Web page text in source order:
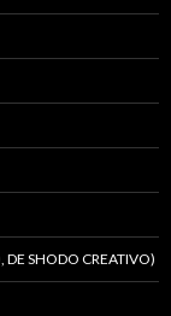
DE SHODO CREATIVO)